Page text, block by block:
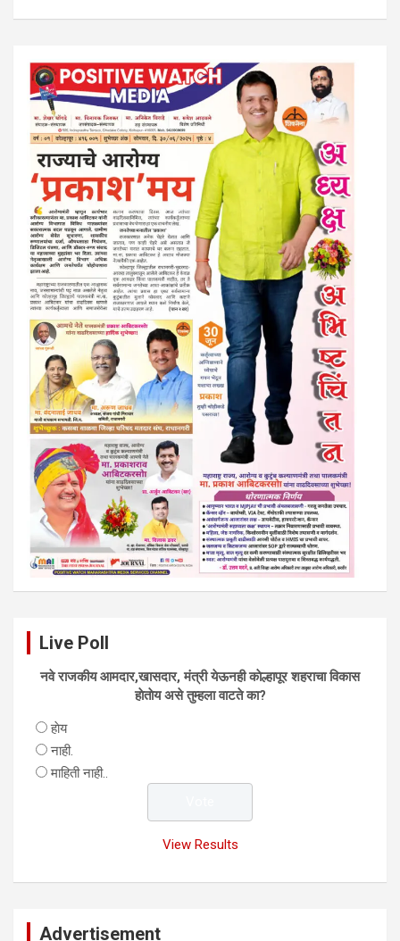
Live Poll
नवे राजकीय आमदार,खासदार, मंत्री येऊनही काेल्हापूर शहराचा विकास
हाेताेय असे तुम्हला वाटते का?
हाेय
नाही.
माहिती नाही..
View Results
Advertisement